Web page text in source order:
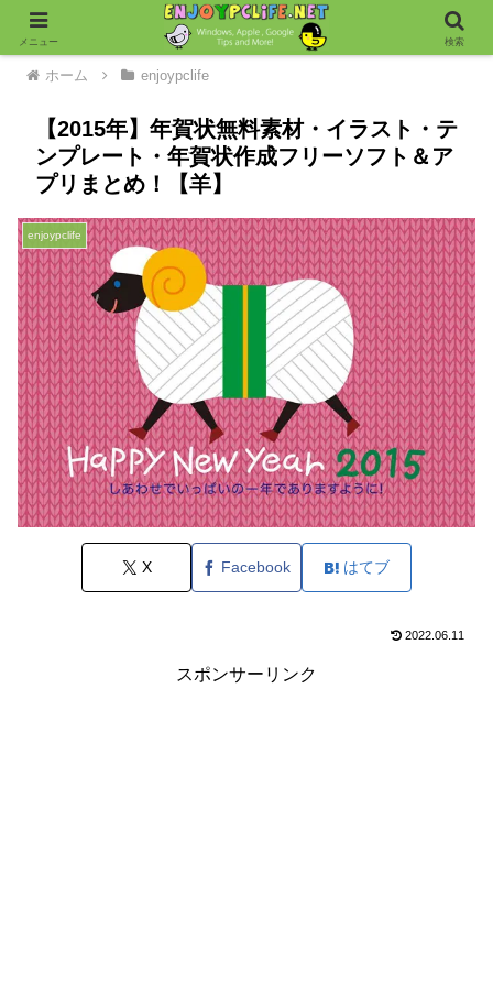
ホーム enjoypclife
【2015年】年賀状無料素材・イラスト・テ
ンプレート・年賀状作成フリーソフト＆ア
プリまとめ！【羊】
enjoypclife
X Facebook はてブ
2022.06.11
スポンサーリンク
メニュー 検索